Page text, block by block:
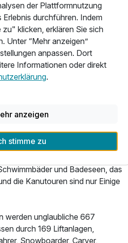
p.P. ab570,00 €
über Hochfügen, Kaltenbach, Zell
von Finkenberg bis
Ziele für einen
Hier bieten sich für die ganze
und Naturerlebnisse
verschiedenen Touren auf dem
beschilderten Wanderwege
"Freizeitgestaltung" hat die
viel zu bieten! Die
und Badeseen, das
die Kanutouren sind nur Einige
werden unglaubliche 667
durch 169 Liftanlagen,
Snowboarder, Carver,
der Plattformnutzung
durchführen. Indem
klicken, erklären Sie sich
Unter “Mehr anzeigen”
anpassen. Dort
Informationen oder direkt
.
anzeigen
stimme zu